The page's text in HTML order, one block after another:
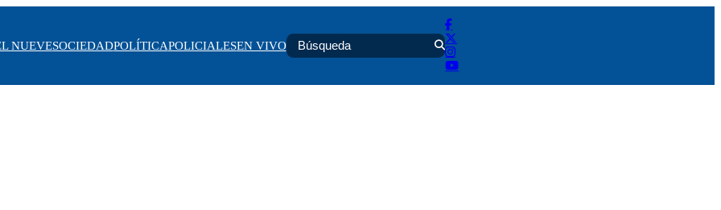
NUEVESOCIEDADPOLÍTICAPOLICIALESEN VIVO